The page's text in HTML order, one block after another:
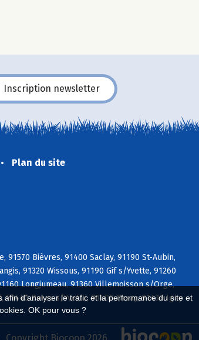
d'analyser le trafic et la performance du site et
OK pour vous ?
Inscription newsletter
Plan du site
Bièvres, 91400 Saclay, 91190 St-Aubin,
91320 Wissous, 91190 Gif s/Yvette, 91260
Longjumeau, 91360 Villemoisson s/Orge,
91440 Bures s/Yvette, 91400 Orsay, 91430 Igny
Copyright Biocoop 2026